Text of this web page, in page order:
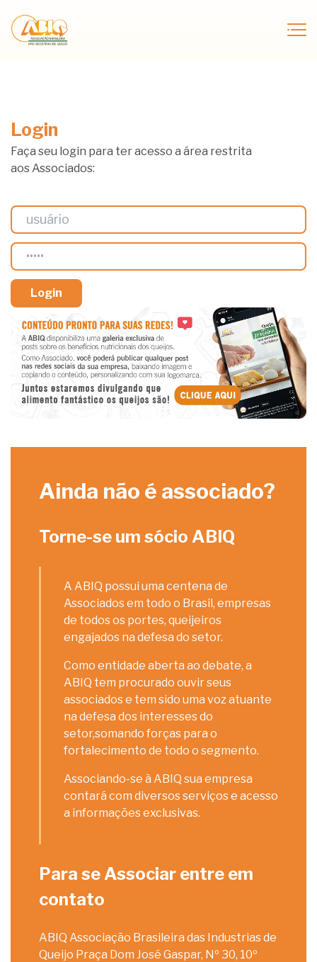
Login
Faça seu login para ter acesso a área restrita
aos Associados:
Ainda não é associado?
Torne-se um sócio ABIQ
A ABIQ possui uma centena de
Associados em todo o Brasil, empresas
de todos os portes, queijeiros
engajados na defesa do setor.
Como entidade aberta ao debate, a
ABIQ tem procurado ouvir seus
associados e tem sido uma voz atuante
na defesa dos interesses do
setor,somando forças para o
fortalecimento de todo o segmento.
Associando-se à ABIQ sua empresa
contará com diversos serviços e acesso
a informações exclusivas.
Para se Associar entre em
contato
ABIQ Associação Brasileira das Industrias de
Queijo Praça Dom José Gaspar, Nº 30, 10º